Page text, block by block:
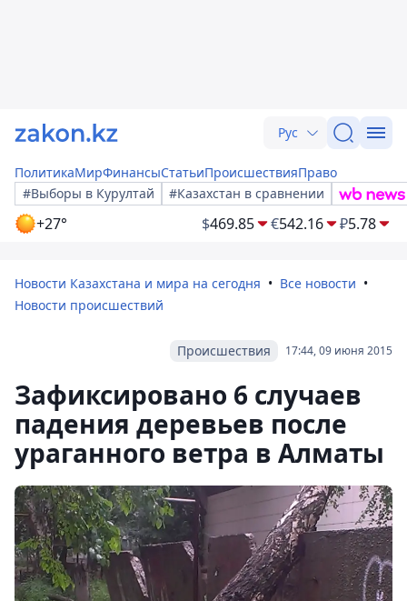
Рус
ПолитикаМирФинансыСтатьиПроисшествияПраво
#Выборы в Курултай
#Казахстан в сравнении
+27° $469.85 €542.16 ₽5.78
Новости Казахстана и мира на сегодня
Все новости
Новости происшествий
17:44, 09 июня 2015
Происшествия
Зафиксировано 6 случаев
падения деревьев после
ураганного ветра в Алматы